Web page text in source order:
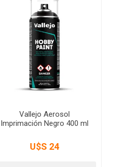
Vallejo Aerosol
Imprimación Negro 400 ml
U$S 24